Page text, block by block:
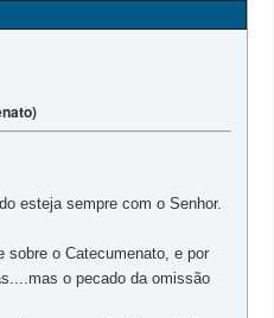
esteja sempre com o Senhor.
sobre o Catecumenato, e por
o pecado da omissão